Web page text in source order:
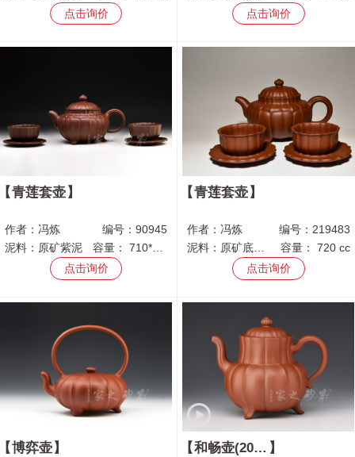
点击询价
点击询价
青莲套壶
作者： 冯炼 编号：90945
泥料： 原矿紫泥 容量： 710*120 cc
点击询价
青莲套壶
作者： 冯炼 编号： 219483
泥料： 原矿底槽青 容量：720 cc
点击询价
博弈壶 和畅壶(2018年手工比赛一等奖作品)